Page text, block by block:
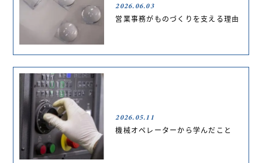
2026.06.03
営業事務がものづくりを支える理由
2026.05.11
機械オペレーターから学んだこと